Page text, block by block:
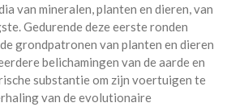
van mineralen, planten en dieren, van
Gedurende deze eerste ronden
grondpatronen van planten en dieren
belichamingen van de aarde en
substantie om zijn voertuigen te
van de evolutionaire